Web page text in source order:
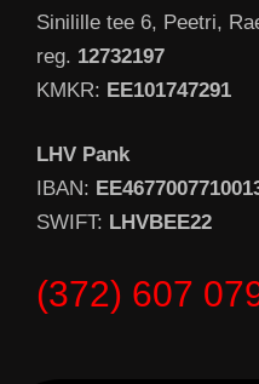
Sinilille tee 6, Peetri,
reg. 12732197
KMKR: EE101747291
LHV Pank
IBAN:
SWIFT: LHVBEE22
(372) 607